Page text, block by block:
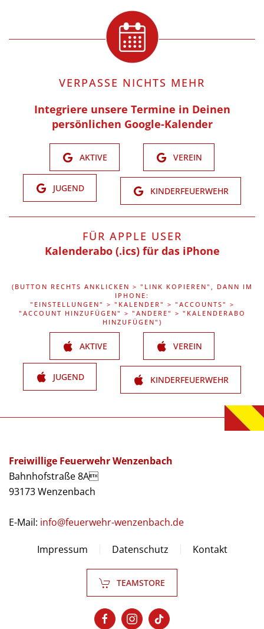
VERPASSE NICHTS MEHR
Integriere unsere Termine in Deinen
persönlichen Google-Kalender
AKTIVE VEREIN
JUGEND KINDERFEUERWEHR
FÜR APPLE USER
Kalenderabo (.ics) für das iPhone
(BUTTON RECHTS ANKLICKEN > "LINK KOPIEREN", DANN IM
IPHONE:
"EINSTELLUNGEN" > "KALENDER" > "ACCOUNTS" >
"ACCOUNT HINZUFÜGEN" > "ANDERE" > "KALENDERABO
HINZUFÜGEN")
AKTIVE VEREIN
JUGEND KINDERFEUERWEHR
Freiwillige Feuerwehr Wenzenbach
Bahnhofstraße 8A
93173 Wenzenbach
E-Mail: info@feuerwehr-wenzenbach.de
Impressum Datenschutz Kontakt
TEAMSTORE